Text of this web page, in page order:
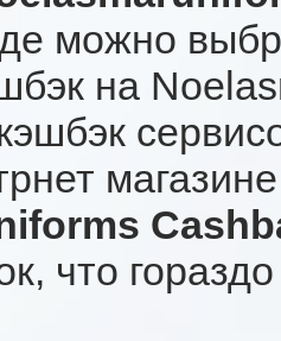
можно
на
что